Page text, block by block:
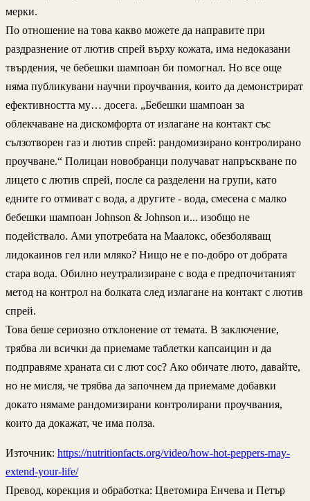
мерки.
По отношение на това какво можете да направите при
раздразнение от лютив спрей върху кожата, има недоказани
твърдения, че бебешки шампоан би помогнал. Но все още
няма публикувани научни проучвания, които да демонстрират
ефективността му… досега. „Бебешки шампоан за
облекчаване на дискомфорта от излагане на контакт със
сълзотворен газ и лютив спрей: рандомизирано контролирано
проучване.“ Полицаи новобранци получават напръскване по
лицето с лютив спрей, после са разделени на групи, като
едните го отмиват с вода, а другите - вода, смесена с малко
бебешки шампоан Johnson & Johnson и... изобщо не
подействало. Ами употребата на Маалокс, обезболяващ
лидокаинов гел или мляко? Нищо не е по-добро от добрата
стара вода. Обилно неутрализиране с вода е предпочитаният
метод на контрол на болката след излагане на контакт с лютив
спрей.
Това беше сериозно отклонение от темата. В заключение,
трябва ли всички да приемаме таблетки капсаицин и да
подправяме храната си с лют сос? Ако обичате люто, давайте,
но не мисля, че трябва да започнем да приемаме добавки
докато нямаме рандомизирани контролирани проучвания,
които да докажат, че има полза.
Източник: https://nutritionfacts.org/video/how-hot-peppers-may-
extend-your-life/
Превод, корекция и обработка: Цветомира Енчева и Петър